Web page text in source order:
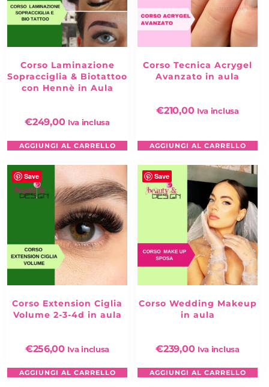
Corso Laminazione
Sopracciglia & Biotattoo
con Hennè in Aula
€249,00 Iva inclusa
AGGIUNGI AL CARRELLO
Corso Tecnica Acrygel
Avanzato in aula
€210,00 Iva inclusa
AGGIUNGI AL CARRELLO
Save
Corso Extension Ciglia
Volume 2-3-4d in aula
€256,00 Iva inclusa
AGGIUNGI AL CARRELLO
Save
Corso Wedding Makeup
in aula
€239,00 Iva inclusa
AGGIUNGI AL CARRELLO